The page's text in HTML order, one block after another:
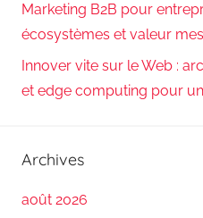
Marketing B2B pour
écosystèmes et valeur
Innover vite sur le Web :
et edge computing pour
Archives
août 2026